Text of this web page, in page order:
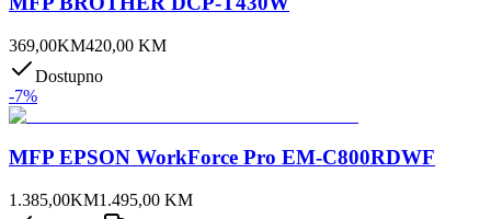
369,00KM420,00 KM
Dostupno
-7%
MFP EPSON WorkForce Pro EM-C800RDWF
1.385,00KM1.495,00 KM